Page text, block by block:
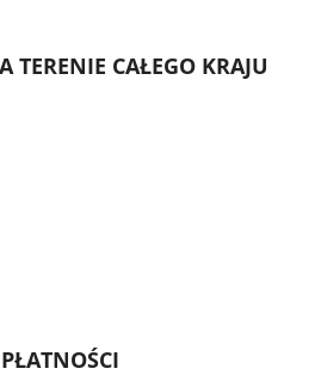
TERENIE CAŁEGO KRAJU